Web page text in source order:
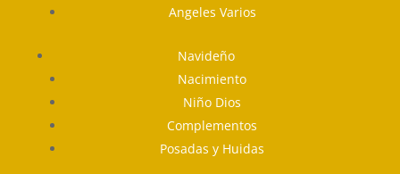
Angeles Varios
Navideño
Nacimiento
Niño Dios
Complementos
Posadas y Huidas